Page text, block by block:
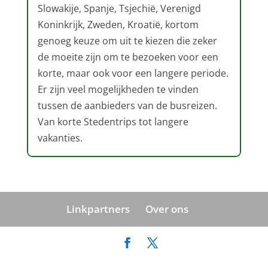
Slowakije, Spanje, Tsjechië, Verenigd
Koninkrijk, Zweden, Kroatië, kortom
genoeg keuze om uit te kiezen die zeker
de moeite zijn om te bezoeken voor een
korte, maar ook voor een langere periode.
Er zijn veel mogelijkheden te vinden
tussen de aanbieders van de busreizen.
Van korte Stedentrips tot langere
vakanties.
Linkpartners Over ons